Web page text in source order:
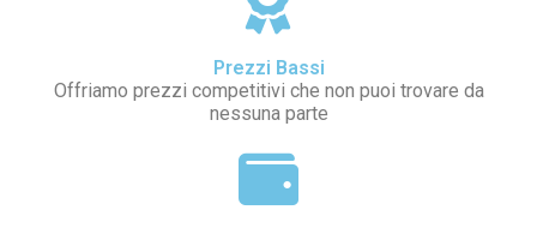
Prezzi Bassi
Offriamo prezzi competitivi che non puoi trovare da
nessuna parte